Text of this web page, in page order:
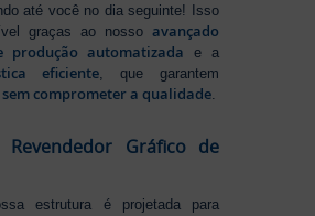
até você no dia seguinte! Isso
graças ao nosso avançado
produção automatizada e a
eficiente , que garantem
comprometer a qualidade
Revendedor Gráfico de
estrutura é projetada para